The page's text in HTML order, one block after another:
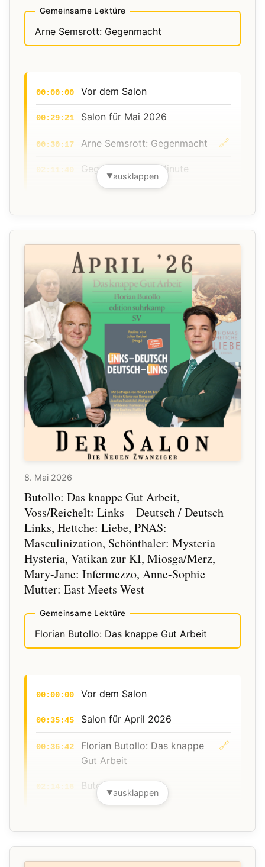
unterschätzte Gefahr
04:56:01 Trio E.T.A.: un///known
Gemeinsame Lektüre
Arne Semsrott: Gegenmacht
00:00:00 Vor dem Salon
00:29:21 Salon für Mai 2026
00:30:17 Arne Semsrott: Gegenmacht 🔗
02:11:40 Gegenmacht in 1 Minute
▼ausklappen
00:00:00 Vor dem Salon
Salon für Mai 2026
00:30:17 Arne Semsrott: Gegenmacht 🔗
02:11:40 Gegenmacht in 1 Minute
02:12:56
Christoph Möllers & Nils
Weinberg: Öffentliche
Kunstfreiheit
🔗
03:24:13
Öffentliche Kunstfreiheit in 1
Minute
03:26:25
Judith Schalansky: Marmor,
Quecksilber, Nebel
🔗
03:56:20
David Szalay: Was nicht
gesagt werden kann
🔗
The Every Team: After
Automation
04:20:55
Franziska Brantner: Für einen
neuen Liberalismus
04:37:36
Sebastian Jonas Huber: Der
Begriff der narrativen
Marilyn Crispell & Anders
Sommersalon
8. Mai 2026
Butollo: Das knappe Gut Arbeit,
Voss/Reichelt: Links – Deutsch / Deutsch –
Links, Hettche: Liebe, PNAS:
Masculinization, Schönthaler: Mysteria
Hysteria, Vatikan zur KI, Miosga/Merz,
Mary-Jane: Infermezzo, Anne-Sophie
Mutter: East Meets West
Gemeinsame Lektüre
Florian Butollo: Das knappe Gut Arbeit
00:00:00 Vor dem Salon
00:35:45 Salon für April 2026
00:36:42
Florian Butollo: Das knappe
Gut Arbeit
🔗
02:14:16 Butollo in 1 Minute
▼ausklappen
00:00:00 Vor dem Salon